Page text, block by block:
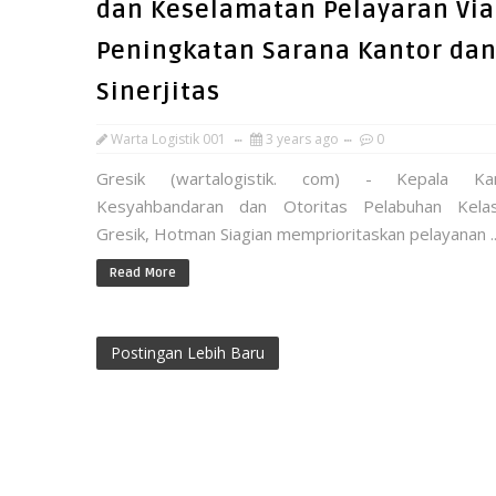
dan Keselamatan Pelayaran Via
Peningkatan Sarana Kantor dan
Sinerjitas
Warta Logistik 001 3 years ago 0
Gresik (wartalogistik. com) - Kepala
Kesyahbandaran dan Otoritas Pelabuhan
Gresik, Hotman Siagian memprioritaskan pelayanan
Read More
Postingan Lebih Baru